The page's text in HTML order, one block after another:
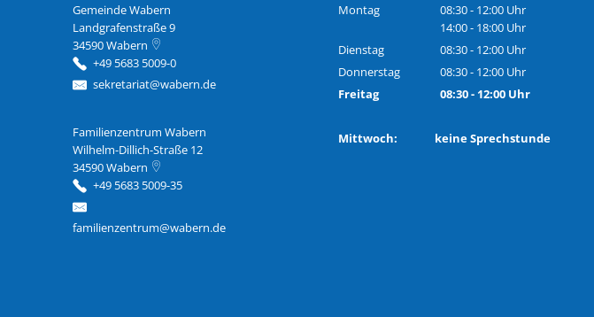
Gemeinde Wabern
Landgrafenstraße 9
34590Wabern
+49 5683 5009-0
sekretariat@wabern.de
Familienzentrum Wabern
Familienzentrum Wabern
Wilhelm-Dillich-Straße 12
34590Wabern
+49 5683 5009-35
familienzentrum@wabern.de
Montag
08:30- 12:00 Uhr
Von 08:30 bis 12:00 Uhr
14:00- 18:00 Uhr
Von 14:00 bis 18:00 Uhr
Dienstag 08:30- 12:00 Uhr
Von 08:30 bis 12:00 Uhr
Donnerstag 08:30- 12:00 Uhr
Von 08:30 bis 12:00 Uhr
Freitag 08:30- 12:00 Uhr
Mittwoch: keine Sprechstunde